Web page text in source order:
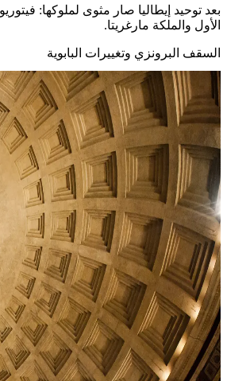
بعد توحيد إيطاليا صار مثوى لملوكها: فيتوريو
الأول والملكة مارغريتا.
السقف البرونزي وتغييرات البابوية